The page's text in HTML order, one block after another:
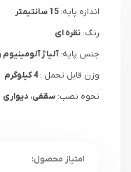
اندازه پایه:
رنگ: نقره ای
جنس پایه:آلیاژ
وزن قابل تحمل :4 کیلوگرم
نحوه نصب: سقفی، دیواری